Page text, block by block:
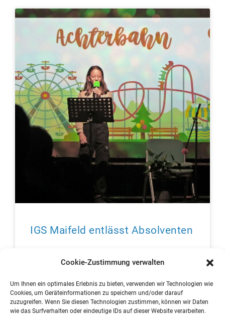
Cookie-Zustimmung verwalten
Um Ihnen ein optimales Erlebnis zu bieten, verwenden wir Technologien wie
Cookies, um Geräteinformationen zu speichern und/oder darauf
zuzugreifen. Wenn Sie diesen Technologien zustimmen, können wir Daten
wie das Surfverhalten oder eindeutige IDs auf dieser Website verarbeiten.
IGS Maifeld entlässt Absolventen
Schulgemeinschaft der IGS Maifeld in Polch 26
dem Abschluss der Berufsreife
mehr lesen »